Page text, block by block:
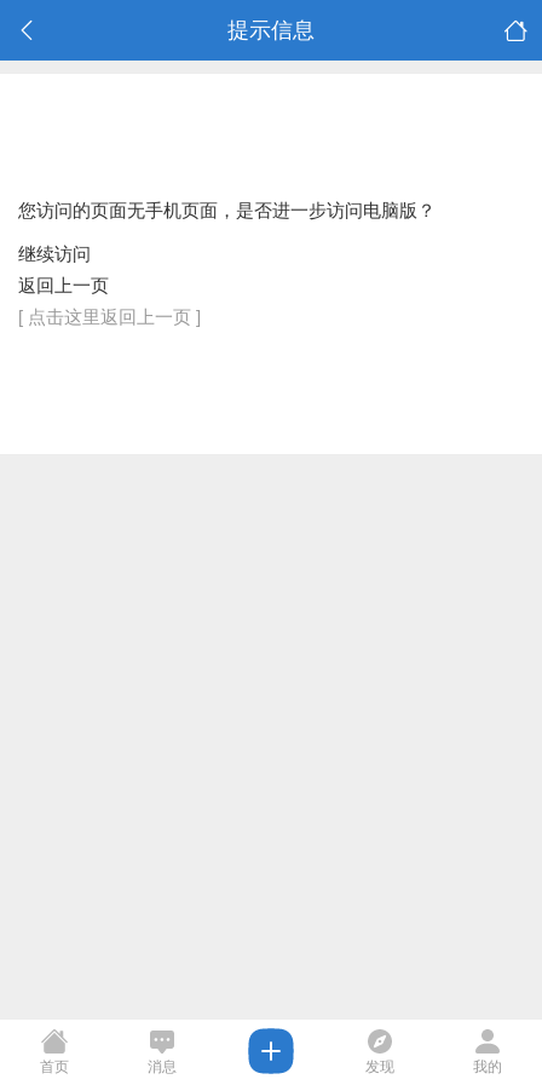
提示信息
您访问的页面无手机页面，是否进一步访问电脑版？
继续访问
返回上一页
[ 点击这里返回上一页 ]
首页 消息 发现 我的